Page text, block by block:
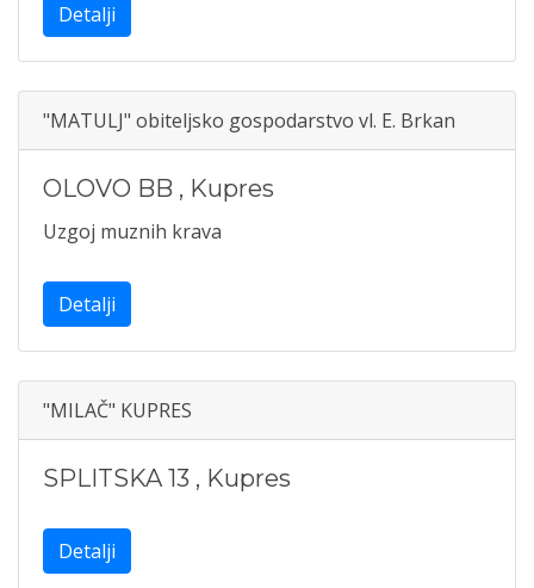
Detalji
"MATULJ" obiteljsko gospodarstvo vl. E. Brkan
OLOVO BB , Kupres
Uzgoj muznih krava
Detalji
"MILAČ" KUPRES
SPLITSKA 13 , Kupres
Detalji